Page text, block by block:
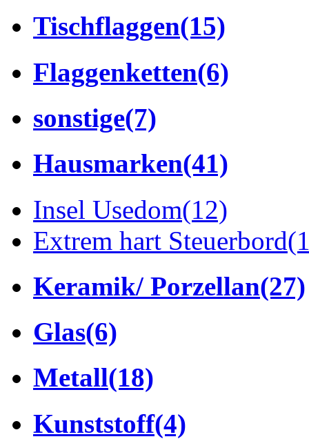
Tischflaggen(15)
Flaggenketten(6)
sonstige(7)
Hausmarken(41)
Insel Usedom(12)
Extrem hart Steuerbord
Keramik/ Porzellan(27)
Glas(6)
Metall(18)
Kunststoff(4)